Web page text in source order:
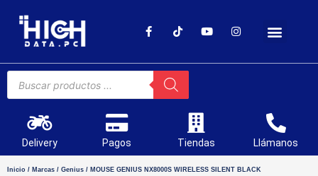
Delivery Pagos Tiendas Llámanos
Inicio / Marcas / Genius / MOUSE GENIUS NX8000S WIRELESS SILENT BLACK